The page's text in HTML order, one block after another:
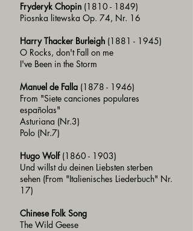
Fryderyk Chopin (1810 - 1849)
Piosnka litewska Op. 74, Nr. 16
Harry Thacker Burleigh (1881 - 1945)
O Rocks, don't Fall on me
I've Been in the Storm
Manuel de Falla (1878 - 1946)
From "Siete canciones populares
españolas"
Asturiana (Nr.3)
Polo (Nr.7)
Hugo Wolf (1860 - 1903)
Und willst du deinen Liebsten sterben
sehen (From "Italienisches Liederbuch" Nr.
17)
Chinese Folk Song
The Wild Geese